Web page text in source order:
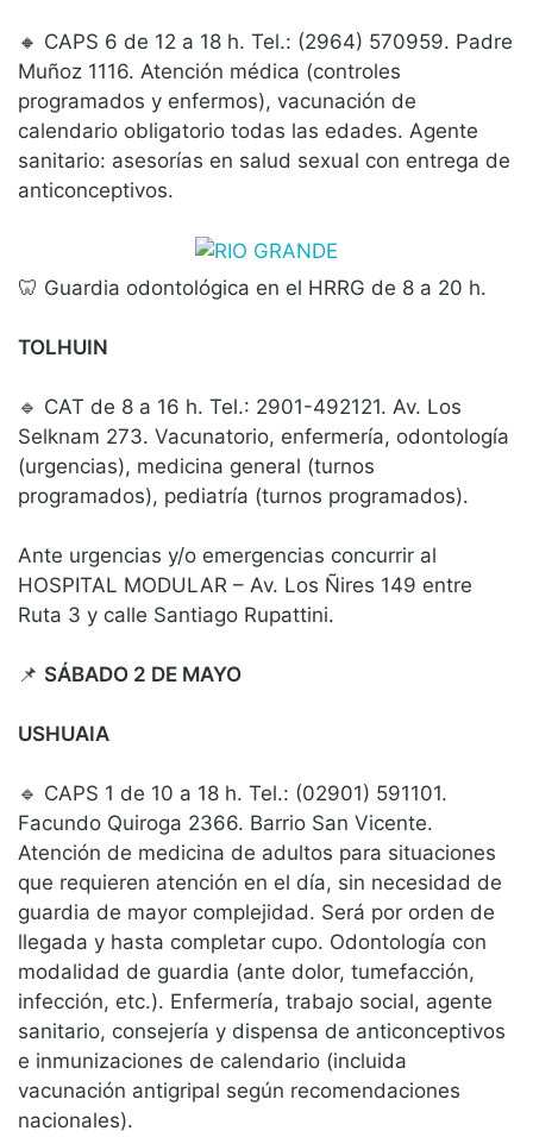
🔸 CAPS 6 de 12 a 18 h. Tel.: (2964) 570959. Padre
Muñoz 1116. Atención médica (controles
programados y enfermos), vacunación de
calendario obligatorio todas las edades. Agente
sanitario: asesorías en salud sexual con entrega de
anticonceptivos.
🦷 Guardia odontológica en el HRRG de 8 a 20 h.
TOLHUIN
🔹 CAT de 8 a 16 h. Tel.: 2901-492121. Av. Los
Selknam 273. Vacunatorio, enfermería, odontología
(urgencias), medicina general (turnos
programados), pediatría (turnos programados).
Ante urgencias y/o emergencias concurrir al
HOSPITAL MODULAR – Av. Los Ñires 149 entre
Ruta 3 y calle Santiago Rupattini.
📌 SÁBADO 2 DE MAYO
USHUAIA
🔹 CAPS 1 de 10 a 18 h. Tel.: (02901) 591101.
Facundo Quiroga 2366. Barrio San Vicente.
Atención de medicina de adultos para situaciones
que requieren atención en el día, sin necesidad de
guardia de mayor complejidad. Será por orden de
llegada y hasta completar cupo. Odontología con
modalidad de guardia (ante dolor, tumefacción,
infección, etc.). Enfermería, trabajo social, agente
sanitario, consejería y dispensa de anticonceptivos
e inmunizaciones de calendario (incluida
vacunación antigripal según recomendaciones
nacionales).